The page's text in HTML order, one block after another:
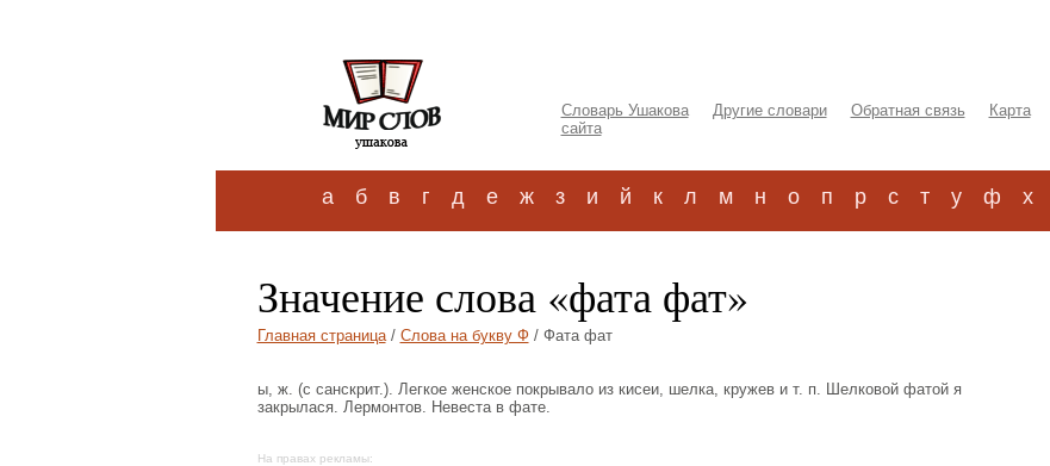
Словарь Ушакова Другие словари Обратная связь
Карта
сайта
а б в г д е ж з и й к л м н о п р с т у ф х
Значение слова «фата фат»
Главная страница/ Слова на букву Ф/ Фата фат
ы, ж. (с санскрит.). Легкое женское покрывало из кисеи, шелка, кружев и т. п. Шелковой фатой я
закрылася. Лермонтов. Невеста в фате.
На правах рекламы: